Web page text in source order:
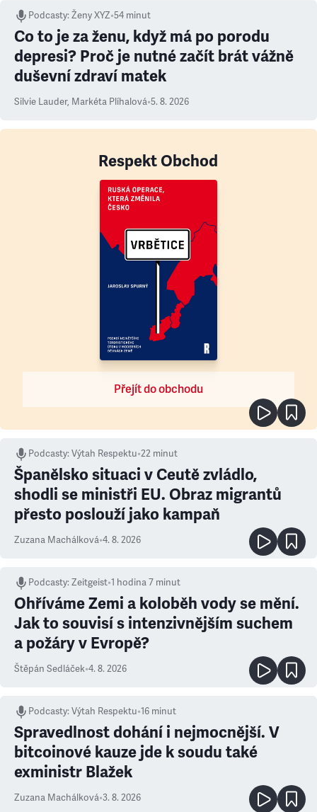
Podcasty:Ženy XYZ•54 minut
Co to je za ženu, když má po porodu
depresi? Proč je nutné začít brát vážně
duševní zdraví matek
Silvie Lauder, Markéta Plíhalová•5. 8. 2026
Respekt Obchod
Přejít do obchodu
Podcasty:Výtah Respektu•22 minut
Španělsko situaci v Ceutě zvládlo,
shodli se ministři EU. Obraz migrantů
přesto poslouží jako kampaň
Zuzana Machálková•4. 8. 2026
Podcasty:Zeitgeist•1 hodina 7 minut
Ohříváme Zemi a koloběh vody se mění.
Jak to souvisí s intenzivnějším suchem
a požáry v Evropě?
Štěpán Sedláček•4. 8. 2026
Podcasty:Výtah Respektu•16 minut
Spravedlnost dohání i nejmocnější. V
bitcoinové kauze jde k soudu také
exministr Blažek
Zuzana Machálková•3. 8. 2026